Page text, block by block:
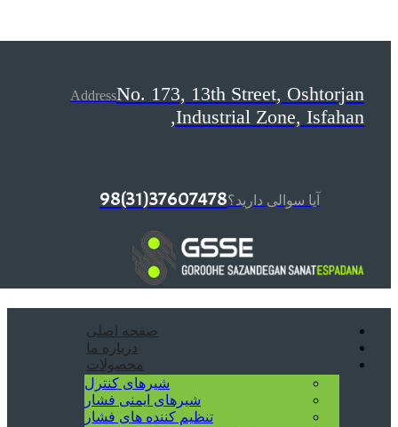
AddressNo. 173, 13th Street, Oshtorjan
Industrial Zone, Isfahan,
آیا سوالی دارید؟37607478(31)98
صفحه اصلی
درباره ما
محصولات
شیرهای کنترل
شیرهای ایمنی فشار
تنظیم کننده های فشار